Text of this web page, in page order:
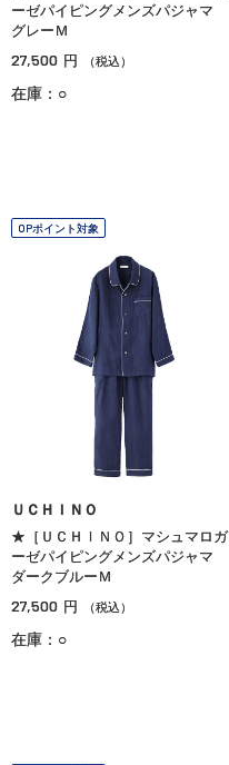
ーゼパイピングメンズパジャマ
グレーＭ
27,500 円 （税込）
在庫：○
OPポイント対象
ＵＣＨＩＮＯ
★［ＵＣＨＩＮＯ］マシュマロガ
ーゼパイピングメンズパジャマ
ダークブルーＭ
27,500 円 （税込）
在庫：○